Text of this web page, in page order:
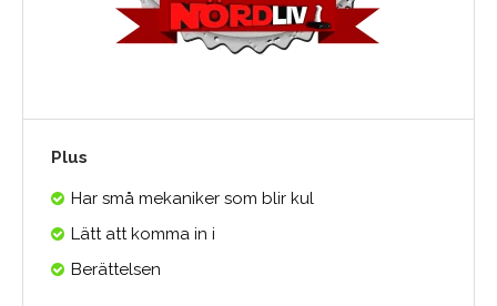
Plus
Har små mekaniker som blir kul
Lätt att komma in i
Berättelsen